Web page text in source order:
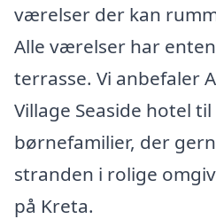
værelser der kan
Alle værelser har
terrasse. Vi anbefaler
Village Seaside hotel
børnefamilier, der
stranden i rolige
på Kreta.